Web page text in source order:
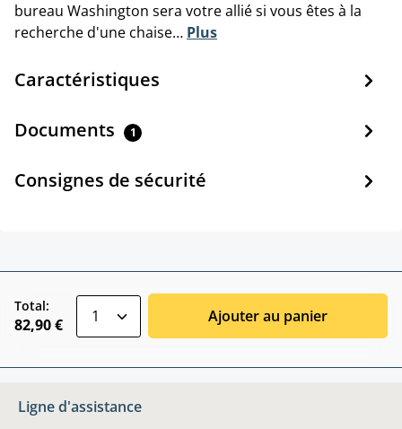
bureau Washington sera votre allié si vous êtes à la
recherche d'une chaise… Plus
Caractéristiques
Documents 1
Consignes de sécurité
Total:
82,90 € Ajouter au panier
Ligne d'assistance